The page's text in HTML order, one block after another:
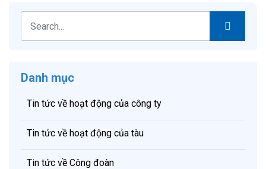
Danh mục
Tin tức về hoạt động của công ty
Tin tức về hoạt động của tàu
Tin tức về Công đoàn